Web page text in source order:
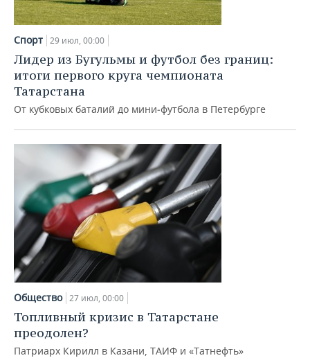
Спорт 29 июл, 00:00
Лидер из Бугульмы и футбол без границ:
итоги первого круга чемпионата
Татарстана
От кубковых баталий до мини‑футбола в Петербурге
Общество 27 июл, 00:00
Топливный кризис в Татарстане
преодолен?
Патриарх Кирилл в Казани, ТАИФ и «Татнефть»